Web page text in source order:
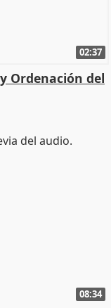
02:37
Ordenación del
08:34